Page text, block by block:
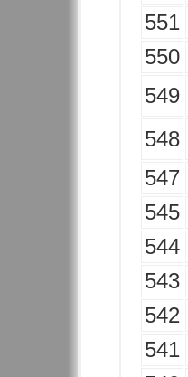
551
550
549
548
547
545
544
543
542
541